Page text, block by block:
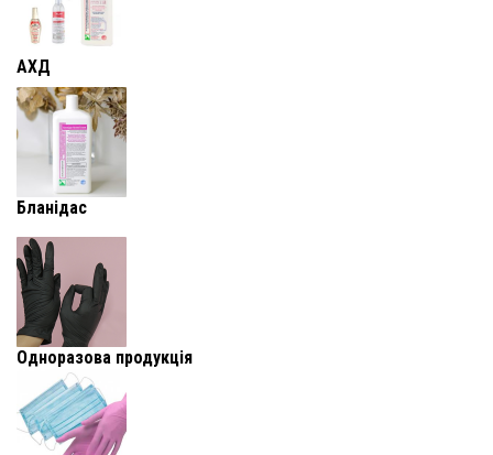
АХД
Бланідас
Одноразова продукція